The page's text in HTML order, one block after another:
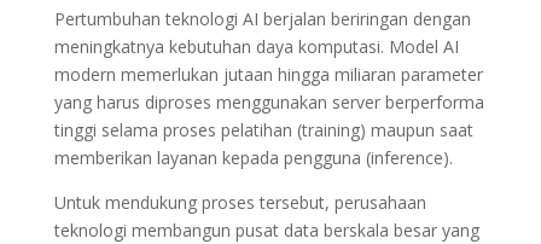
Pertumbuhan teknologi AI berjalan beriringan dengan
meningkatnya kebutuhan daya komputasi. Model AI
modern memerlukan jutaan hingga miliaran parameter
yang harus diproses menggunakan server berperforma
tinggi selama proses pelatihan (training) maupun saat
memberikan layanan kepada pengguna (inference).
Untuk mendukung proses tersebut, perusahaan
teknologi membangun pusat data berskala besar yang